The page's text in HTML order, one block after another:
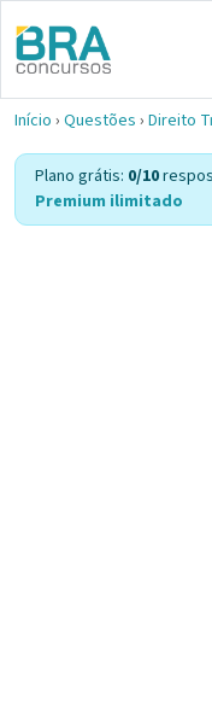
Início › Questões › Direito
Plano grátis: 0/10
Premium ilimitado